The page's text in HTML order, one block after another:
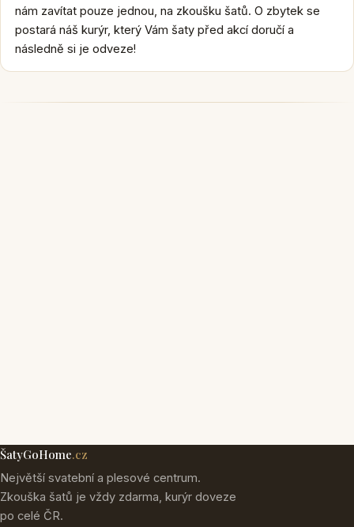
nám zavítat pouze jednou, na zkoušku šatů. O zbytek se
postará náš kurýr, který Vám šaty před akcí doručí a
následně si je odveze!
ŠatyGoHome.cz
Největší svatební a plesové centrum.
Zkouška šatů je vždy zdarma, kurýr doveze
po celé ČR.